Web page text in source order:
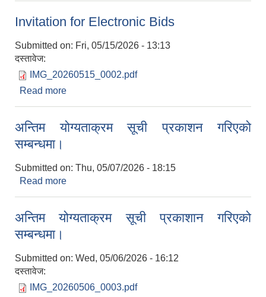
Invitation for Electronic Bids
Submitted on: Fri, 05/15/2026 - 13:13
दस्तावेज:
IMG_20260515_0002.pdf
Read more
अन्तिम योग्यताक्रम सूची प्रकाशन गरिएको
सम्बन्धमा।
Submitted on: Thu, 05/07/2026 - 18:15
Read more
अन्तिम योग्यताक्रम सूची प्रकाशान गरिएको
सम्बन्धमा।
Submitted on: Wed, 05/06/2026 - 16:12
दस्तावेज:
IMG_20260506_0003.pdf